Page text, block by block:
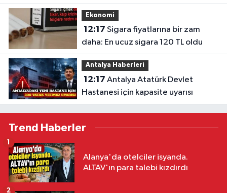
Ekonomi
12:17
daha: En ucuz sigara 120 TL oldu
Antalya Haberleri
12:17
Hastanesi için kapasite uyarısı
Trend Haberler
Alanya'da otelciler isyanda.
ALTAV'ın para talebi kızdırdı
1
2